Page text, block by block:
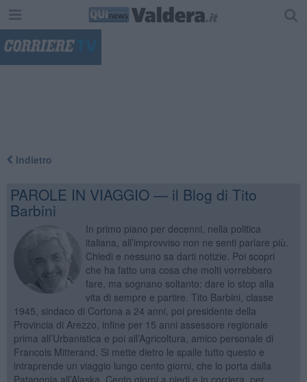
Indietro
PAROLE IN VIAGGIO — il Blog di Tito
Barbini
In primo piano per decenni, nella politica
italiana, all’improvviso non ne senti parlare più.
Chiedi e nessuno sa darti notizie. Poi scopri
che ha fatto una cosa che molti vorrebbero
fare, ma sognano soltanto: dare lo stop alla
vita di sempre e partire. Tito Barbini, classe
1945, sindaco di Cortona a 24 anni, poi presidente della
Provincia di Arezzo, infine per 15 anni assessore regionale
prima all’Urbanistica e poi all’Agricoltura, amico personale di
Francois Mitterand. Si mette dietro le spalle tutto questo e
intraprende un viaggio lungo cento giorni, che lo porta dalla
Patagonia all’Alaska. Cento giorni a piedi e in corriera, per